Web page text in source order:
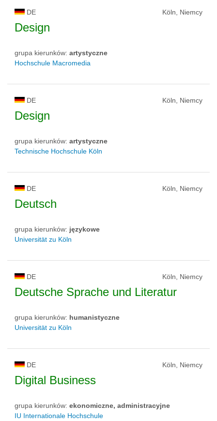
DE Köln, Niemcy
Design
grupa kierunków: artystyczne
Hochschule Macromedia
DE Köln, Niemcy
Design
grupa kierunków: artystyczne
Technische Hochschule Köln
DE Köln, Niemcy
Deutsch
grupa kierunków: językowe
Universität zu Köln
DE Köln, Niemcy
Deutsche Sprache und Literatur
grupa kierunków: humanistyczne
Universität zu Köln
DE Köln, Niemcy
Digital Business
grupa kierunków: ekonomiczne, administracyjne
IU Internationale Hochschule